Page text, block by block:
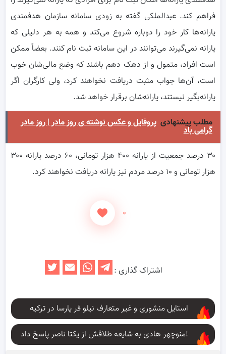
فراهم کند. عبدالملکی گفته به زودی سامانه سازمان هدفمندی
یارانه‌ها کار خود را دوباره شروع می‌کند و همه به هر دلیلی که
یارانه نمی‌گیرند می‌توانند در این سامانه ثبت نام کنند. بعضاً ممکن
است افراد، متمول و از دهک دهم باشند که وضع مالی‌شان خوب
است، آن‌ها جواب مثبت دریافت نخواهند کرد، ولی کارگران اگر
یارانه‌بگیر نیستند، یارانه‌شان برقرار خواهد شد.
مطلب پیشنهادی پروفایل و عکس نوشته ی روز مادر | روز مادر
گرامی باد
۳۰ درصد جمعیت از یارانه ۴۰۰ هزار تومانی، ۶۰ درصد یارانه ۳۰۰
هزار تومانی و ۱۰ درصد مردم نیز یارانه دریافت نخواهند کرد.
۰
اشتراک گذاری :
استایل منشوری و غیر متعارف نیلو فر پارسا در ترکیه
منوچهر هادی به شایعه طلاقش از یکتا ناصر پاسخ داد!